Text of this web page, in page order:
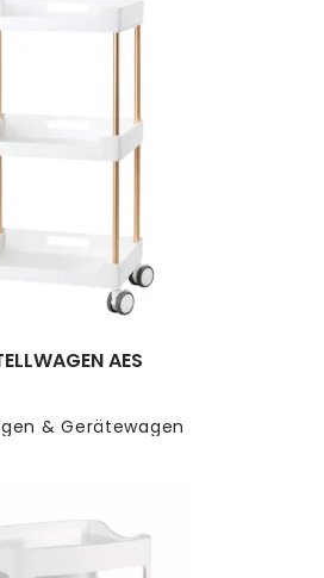
& Gerätewagen
AES